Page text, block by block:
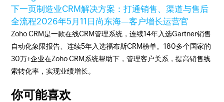
下一页制造业CRM解决方案：打通销售、渠道与售后
全流程2026年5月11日 尚东海—客户增长运营官
Zoho CRM是一款在线CRM管理系统，连续14年入选Gartner销售
自动化象限报告、连续5年入选福布斯CRM榜单。180多个国家的
30万+企业在Zoho CRM系统帮助下，管理客户关系，提高销售线
索转化率，实现业绩增长。
你可能喜欢